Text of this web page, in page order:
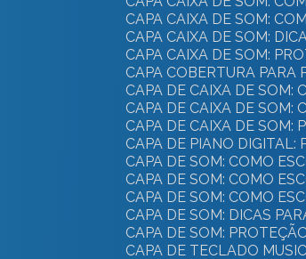
CAPA CAIXA DE SOM:
CAPA CAIXA DE SOM:
CAPA CAIXA DE SOM:
CAPA COBERTURA
CAPA DE CAIXA DE
CAPA DE CAIXA DE
CAPA DE CAIXA DE
CAPA DE PIANO
CAPA DE SOM: COMO
CAPA DE SOM: COMO
CAPA DE SOM: COMO
CAPA DE SOM: DICAS
CAPA DE SOM:
CAPA DE TECLADO